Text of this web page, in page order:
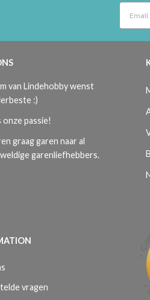
van Lindehobby wenst
:)
onze passie!
graag garen naar al
garenliefhebbers.
vragen